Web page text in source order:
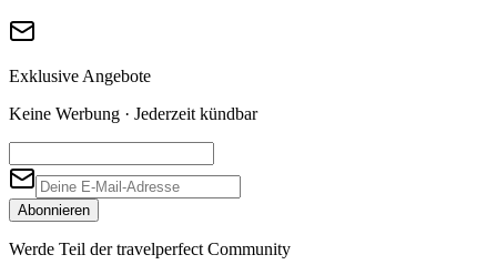
Exklusive Angebote
Keine Werbung · Jederzeit kündbar
Abonnieren
Werde Teil der travelperfect Community